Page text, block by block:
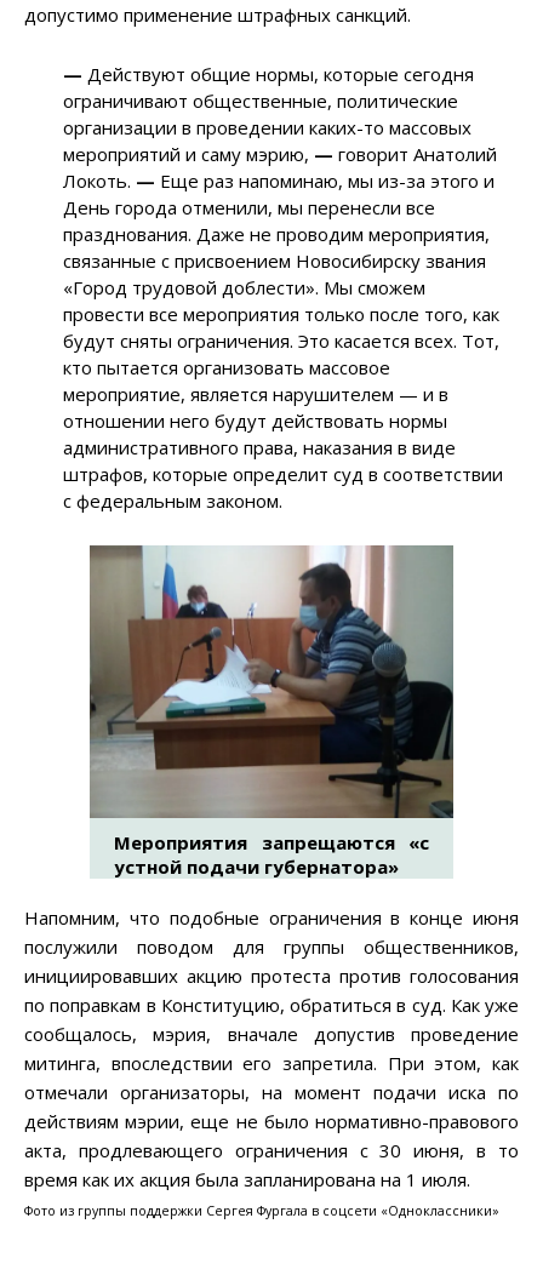
допустимо применение штрафных санкций.
—Действуют общие нормы, которые сегодня
ограничивают общественные, политические
организации в проведении каких-то массовых
мероприятий и саму мэрию, — говорит Анатолий
Локоть. — Еще раз напоминаю, мы из-за этого и
День города отменили, мы перенесли все
празднования. Даже не проводим мероприятия,
связанные с присвоением Новосибирску звания
«Город трудовой доблести». Мы сможем
провести все мероприятия только после того, как
будут сняты ограничения. Это касается всех. Тот,
кто пытается организовать массовое
мероприятие, является нарушителем — и в
отношении него будут действовать нормы
административного права, наказания в виде
штрафов, которые определит суд в соответствии
с федеральным законом.
Мероприятия запрещаются «с
устной подачи губернатора»
Напомним, что подобные ограничения в конце июня
послужили поводом для группы общественников,
инициировавших акцию протеста против голосования
по поправкам в Конституцию, обратиться в суд. Как уже
сообщалось, мэрия, вначале допустив проведение
митинга, впоследствии его запретила. При этом, как
отмечали организаторы, на момент подачи иска по
действиям мэрии, еще не было нормативно-правового
акта, продлевающего ограничения с 30 июня, в то
время как их акция была запланирована на 1 июля.
Фото из группы поддержки Сергея Фургала в соцсети «Одноклассники»